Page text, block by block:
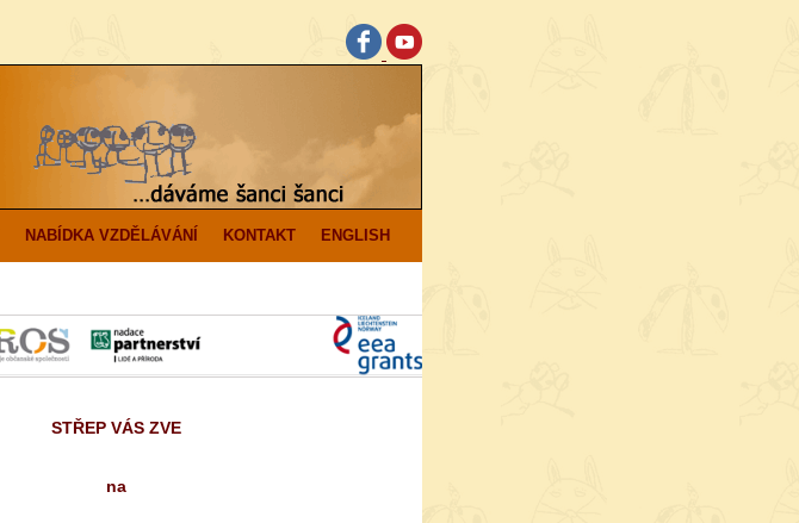
NABÍDKA VZDĚLÁVÁNÍ KONTAKT ENGLISH
STŘEP VÁS ZVE
na